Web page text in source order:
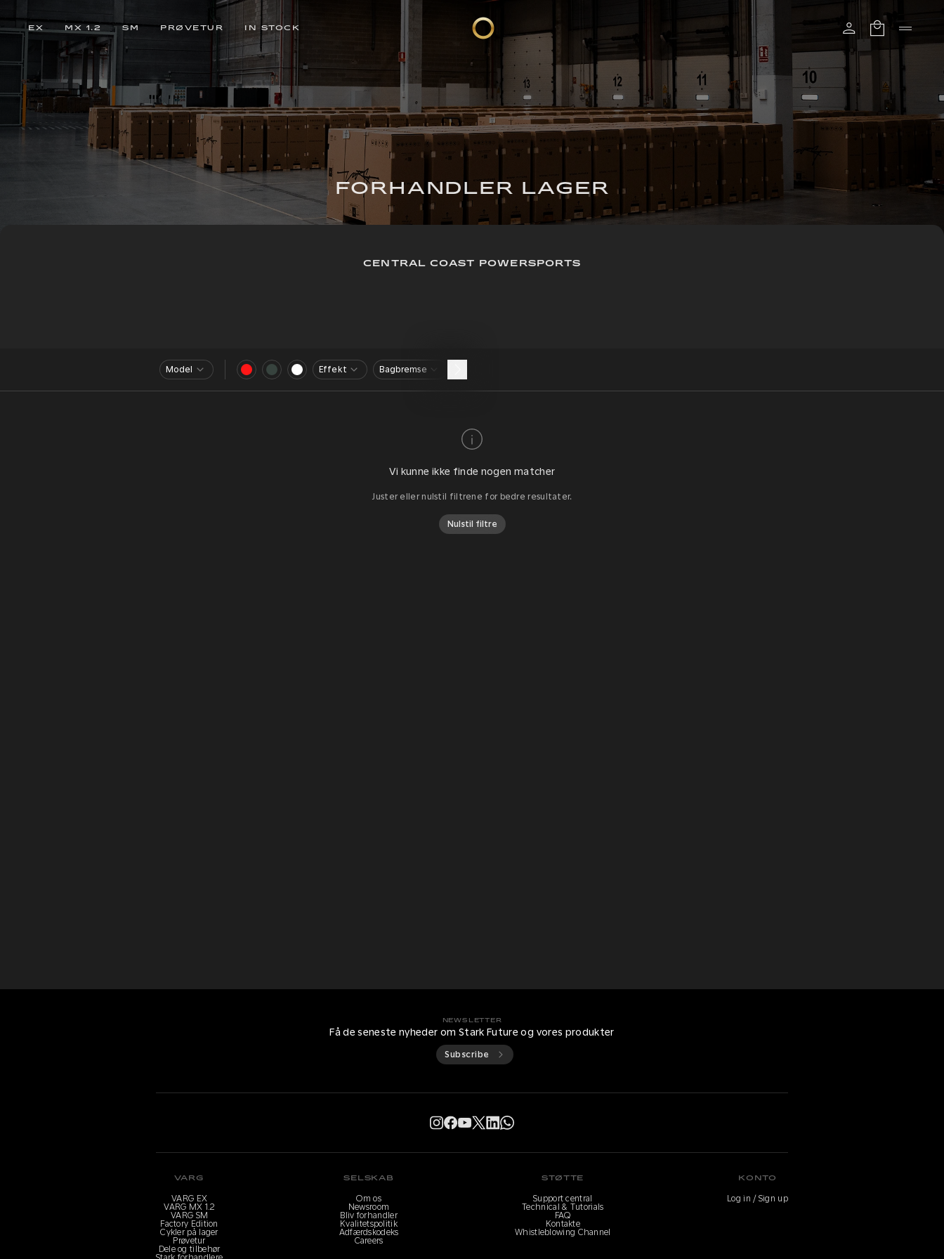
EX MX 1.2 SM PRØVETUR IN STOCK
FORHANDLER LAGER
CENTRAL COAST POWERSPORTS
Model Effekt Bagbremse
Vi kunne ikke finde nogen matcher
Juster eller nulstil filtrene for bedre resultater.
Nulstil filtre
NEWSLETTER
Få de seneste nyheder om Stark Future og vores produkter
Subscribe
VARG
VARG EX
VARG MX 1.2
VARG SM
Factory Edition
Cykler på lager
Prøvetur
Dele og tilbehør
SELSKAB
Om os
Newsroom
Bliv forhandler
Kvalitetspolitik
Adfærdskodeks
Careers
STØTTE
Support central
Technical & Tutorials
FAQ
Kontakte
Whistleblowing Channel
KONTO
Log in / Sign up